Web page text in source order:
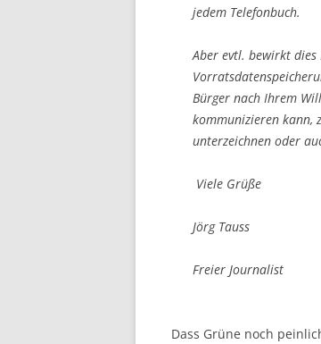
jedem Telefonbuch.
Aber evtl. bewirkt
Bürger nach Ihrem
kommunizieren kann,
unterzeichnen oder
Viele Grüße
Jörg Tauss
Freier Journalist
Dass Grüne noch